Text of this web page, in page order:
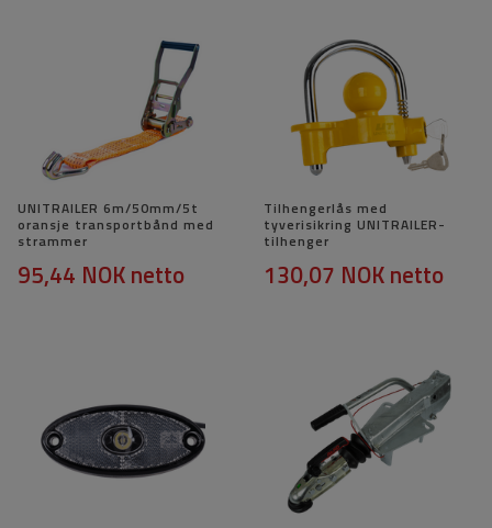
UNITRAILER 6m/50mm/5t
oransje transportbånd med
strammer
95,44 NOKnetto
Tilhengerlås med
tyverisikring UNITRAILER-
tilhenger
130,07 NOKnetto